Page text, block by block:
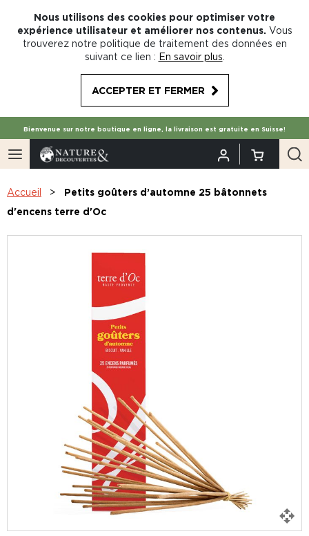
Nous utilisons des cookies pour optimiser votre
expérience utilisateur et améliorer nos contenus. Vous
trouverez notre politique de traitement des données en
suivant ce lien : En savoir plus
ACCEPTER ET FERMER
Bienvenue sur notre boutique en ligne, la livraison est gratuite en Suisse!
Accueil
Petits goûters d’automne 25 bâtonnets
d'encens terre d'Oc